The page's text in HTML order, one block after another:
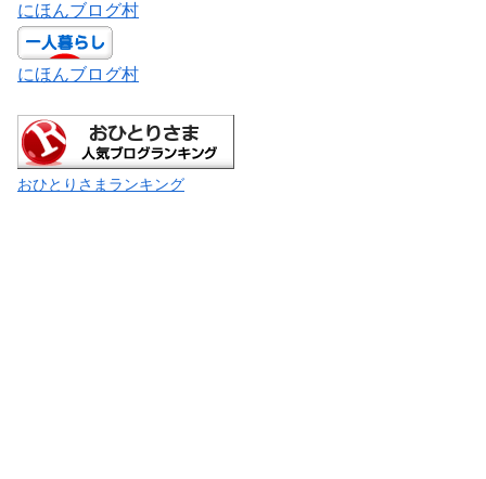
にほんブログ村
にほんブログ村
おひとりさまランキング